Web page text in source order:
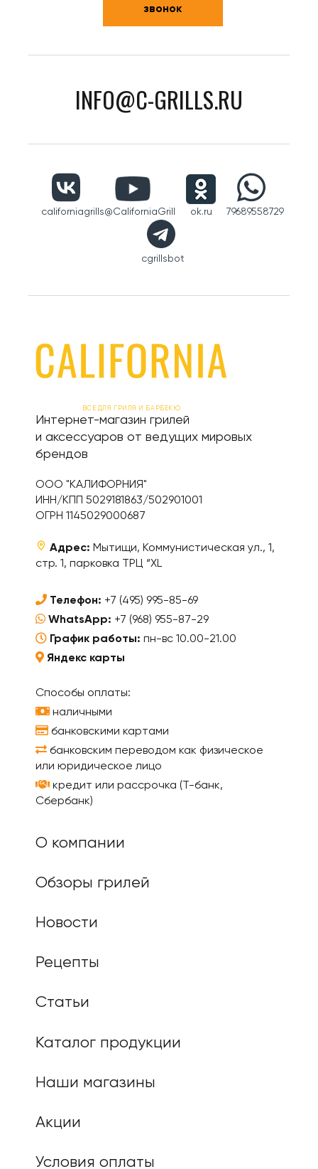
звонок
INFO@C-GRILLS.RU
californiagrills@CaliforniaGrill ok.ru 79689558729
cgrillsbot
ВСЕ ДЛЯ ГРИЛЯ И БАРБЕКЮ
Интернет-магазин грилей
и аксессуаров от ведущих мировых
брендов
ООО "КАЛИФОРНИЯ"
ИНН/КПП 5029181863/502901001
ОГРН 1145029000687
Адрес: Мытищи, Коммунистическая ул., 1,
стр. 1, парковка ТРЦ “XL
Телефон: +7 (495) 995-85-69
WhatsApp: +7 (968) 955-87-29
График работы: пн-вс 10.00-21.00
Яндекс карты
Способы оплаты:
наличными
банковскими картами
банковским переводом как физическое
или юридическое лицо
кредит или рассрочка (Т-банк,
Сбербанк)
О компании
Обзоры грилей
Новости
Рецепты
Статьи
Каталог продукции
Наши магазины
Акции
Условия оплаты